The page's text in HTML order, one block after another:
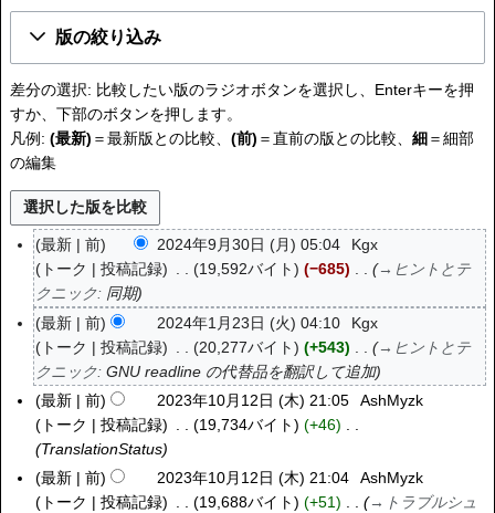
版の絞り込み
差分の選択: 比較したい版のラジオボタンを選択し、Enterキーを押
すか、下部のボタンを押します。
凡例: (最新) ＝最新版との比較、 (前) ＝直前の版との比較、 細＝細部
の編集
2
4
最新 前 2024年9月30日 (月) 05:04
Kgx
トーク
投稿記録 19,592バイト −685 → ヒントとテ
クニック: 同期
2
4
最新 前 2024年1月23日 (火) 04:10
Kgx
トーク
投稿記録 20,277バイト +543 → ヒントとテ
クニック:GNU readline の代替品を翻訳して追加
2
3
最新 前 2023年10月12日 (木) 21:05
AshMyzk
トーク
投稿記録 19,734バイト
+46
TranslationStatus
最新
前 2023年10月12日 (木) 21:04
AshMyzk
トーク
投稿記録 19,688バイト +51 → トラブルシュ